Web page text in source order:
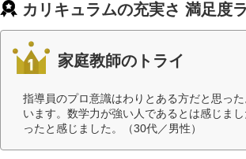
カリキュラムの充実さ 満足度
家庭教師のトライ
指導員のプロ意識はわりとある方だと思っ
います。数学力が強い人であるとは感じま
ったと感じました。（30代／男性）